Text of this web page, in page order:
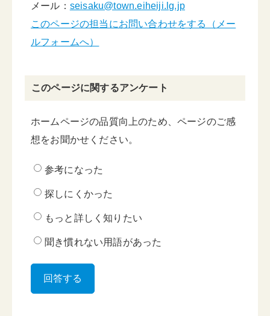
メール： seisaku@town.eiheiji.lg.jp
このページの担当にお問い合わせをする（メー
ルフォームへ）
このページに関するアンケート
ホームページの品質向上のため、ページのご感
想をお聞かせください。
参考になった
探しにくかった
もっと詳しく知りたい
聞き慣れない用語があった